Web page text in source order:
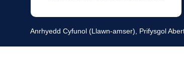
Anrhyedd Cyfunol (Llawn-amser), Prifysgol